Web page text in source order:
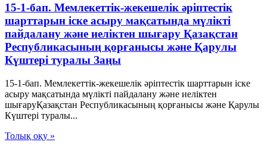
15-1-бап. Мемлекеттік-жекешелік әріптестік
шарттарын іске асыру мақсатында мүлікті
пайдалану және иеліктен шығару Қазақстан
Республикасының қорғанысы және Қарулы
Күштері туралы Заңы
15-1-бап. Мемлекеттік-жекешелік әріптестік шарттарын іске
асыру мақсатында мүлікті пайдалану және иеліктен
шығаруҚазақстан Республикасының қорғанысы және Қарулы
Күштері туралы...
Толық оқу »